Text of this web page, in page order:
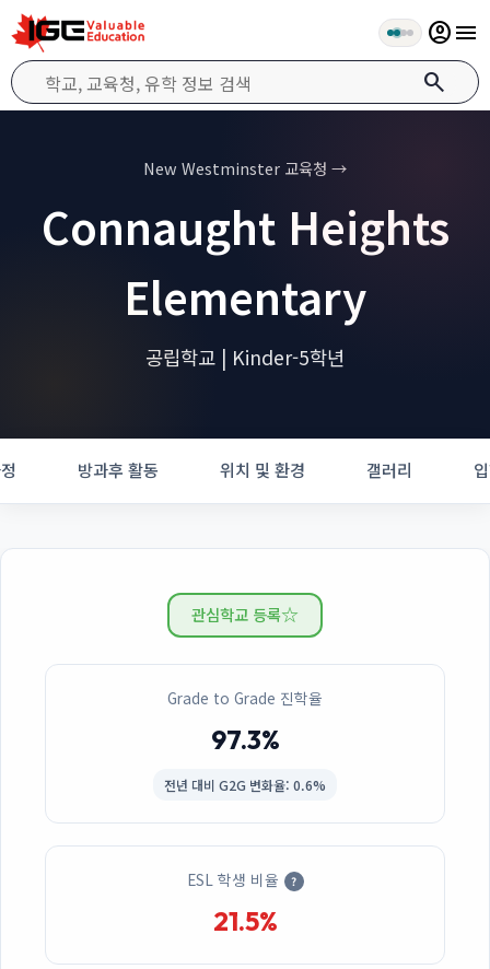
search
account_circlemenu
New Westminster 교육청 →
Connaught Heights
Elementary
공립학교 | Kinder-5학년
방과후 활동 위치 및 환경 갤러리
관심학교 등록☆
Grade to Grade 진학율
97.3%
전년 대비 G2G 변화율: 0.6%
ESL 학생 비율 ?
21.5%